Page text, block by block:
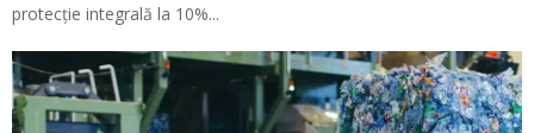
protecție integrală la 10%...